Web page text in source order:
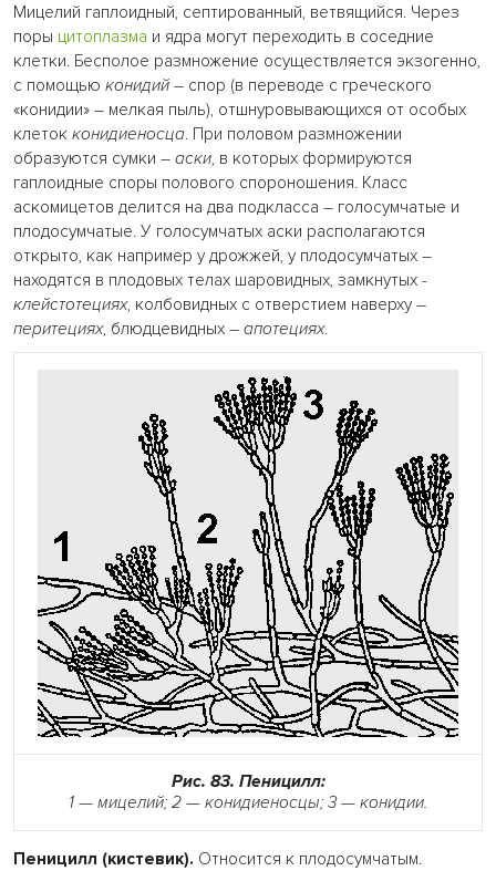
Мицелий гаплоидный, септированный, ветвящийся. Через
поры цитоплазма и ядра могут переходить в соседние
клетки. Бесполое размножение осуществляется экзогенно,
с помощью конидий – спор (в переводе с греческого
«конидии» – мелкая пыль), отшнуровывающихся от особых
клеток конидиеносца. При половом размножении
образуются сумки – аски, в которых формируются
гаплоидные споры полового спороношения. Класс
аскомицетов делится на два подкласса – голосумчатые и
плодосумчатые. У голосумчатых аски располагаются
открыто, как например у дрожжей, у плодосумчатых –
находятся в плодовых телах шаровидных, замкнутых -
клейстотециях, колбовидных с отверстием наверху –
перитециях, блюдцевидных – апотециях.
Рис. 83. Пеницилл:
1 — мицелий; 2 — конидиеносцы; 3 — конидии.
Пеницилл (кистевик). Относится к плодосумчатым.